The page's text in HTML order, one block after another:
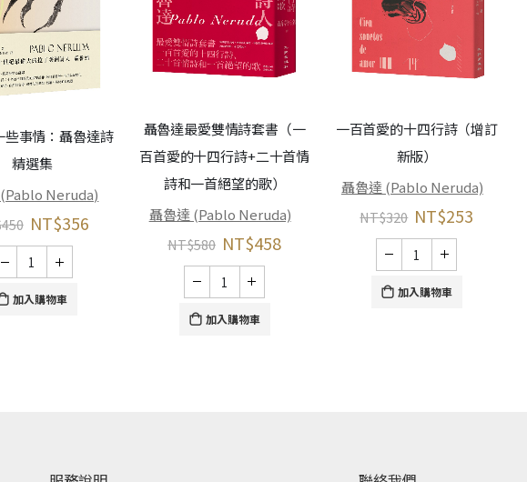
些事情：聶魯達詩
精選集
Neruda)
450 NT$356
加入購物車
聶魯達最愛雙情詩套書（一
百首愛的十四行詩+二十首情
詩和一首絕望的歌）
聶魯達 (Pablo Neruda)
NT$580 NT$458
加入購物車
一百首愛的十四行詩（增訂
新版）
聶魯達 (Pablo Neruda)
NT$320 NT$253
加入購物車